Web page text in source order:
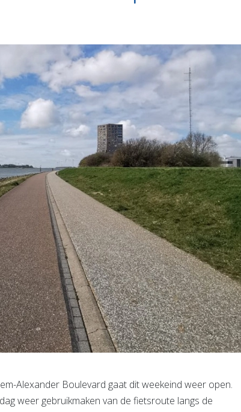
Alexander Boulevard gaat dit weekeind weer open.
weer gebruikmaken van de fietsroute langs de